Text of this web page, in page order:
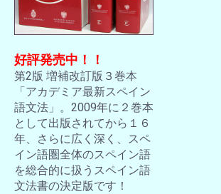
好評発売中！！
第2版 増補改訂版３巻本
「アカデミア最新スペイン
語文法」。2009年に２巻本
として出版されてから１６
年、さらに広く深く、スペ
イン語圏全体のスペイン語
を総合的に扱うスペイン語
文法書の決定版です！